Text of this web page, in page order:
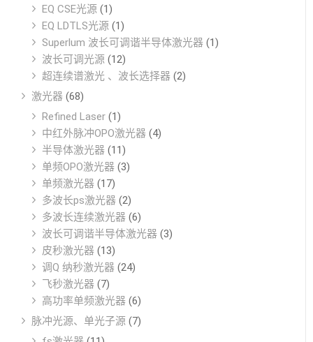
EQ CSE光源 (1)
EQ LDTLS光源 (1)
Superlum 波长可调谐半导体激光器 (1)
波长可调光源 (12)
超连续谱激光 、波长选择器 (2)
激光器 (68)
Refined Laser (1)
中红外脉冲OPO激光器 (4)
半导体激光器 (11)
单频OPO激光器 (3)
单频激光器 (17)
多波长ps激光器 (2)
多波长连续激光器 (6)
波长可调谐半导体激光器 (3)
皮秒激光器 (13)
调Q 纳秒激光器 (24)
飞秒激光器 (7)
高功率单频激光器 (6)
脉冲光源、单光子源 (7)